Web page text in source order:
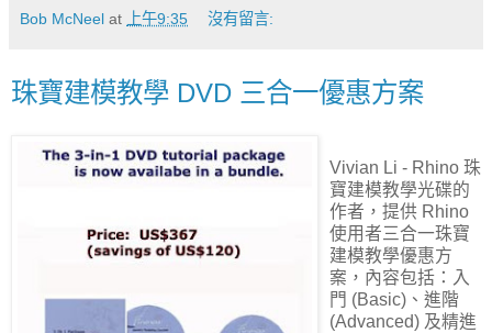
Bob McNeel at 上午9:35 沒有留言:
珠寶建模教學 DVD 三合一優惠方案
Vivian Li - Rhino 珠
寶建模教學光碟的
作者，提供 Rhino
使用者三合一珠寶
建模教學優惠方
案，內容包括：入
門 (Basic)、進階
(Advanced) 及精進